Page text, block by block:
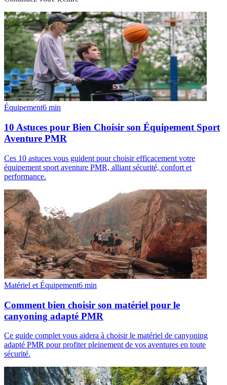
Équipement6 min
10 Astuces pour Bien Choisir son Équipement Sport
Aventure PMR
Ces 10 astuces vous guident pour choisir efficacement votre
équipement sport aventure PMR, alliant sécurité, confort et
performance.
Matériel et Équipement6 min
Comment bien choisir son matériel pour le
canyoning adapté PMR
Ce guide complet vous aidera à choisir le matériel de canyoning
adapté PMR pour profiter pleinement de vos aventures en toute
sécurité.